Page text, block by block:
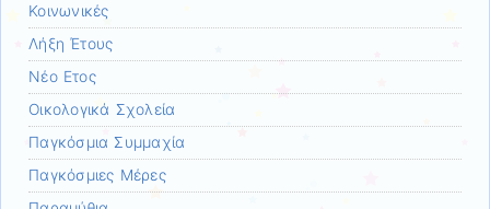
Κοινωνικές
Λήξη Έτους
Νέο Ετος
Οικολογικά Σχολεία
Παγκόσμια Συμμαχία
Παγκόσμιες Μέρες